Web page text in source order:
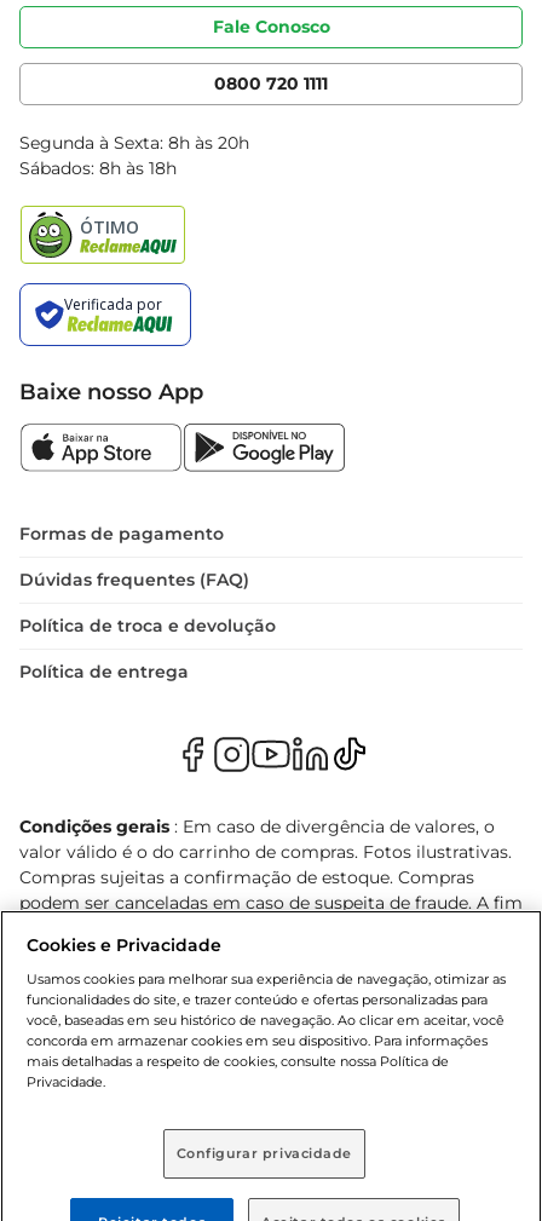
Portal do fornecedor
Cencosud Media
Código de ética
Serviços
Clube Bretas
Blog Bretas
Black Friday
Fale Conosco
0800 720 1111
Segunda à Sexta: 8h às 20h
Sábados: 8h às 18h
Baixe nosso App
Formas de pagamento
Dúvidas frequentes (FAQ)
Política de troca e devolução
Política de entrega
Condições gerais : Em caso de divergência de valores, o
valor válido é o do carrinho de compras. Fotos ilustrativas.
Compras sujeitas a confirmação de estoque. Compras
podem ser canceladas em caso de suspeita de fraude. A fim
nossas promoções, a compra de produtos com preços
promocionais poderá ter sua quantidade limitada por
cliente. Os preços, ofertas e condições são exclusivos para
o e-commerce e válidos durante o dia de hoje, podendo
sofrer alterações sem prévia notificação. Proibida a venda
de bebidas alcoólicas para menores de 18 anos, conforme
Adolescente). Preços e condições exclusivos para o
, podendo sofrer alterações sem aviso
prévio. O valor mínimo para as compras on-line é de R$
Cookies e Privacidade
Usamos cookies para melhorar sua experiência de navegação, otimizar as
funcionalidades do site, e trazer conteúdo e ofertas personalizadas para
você, baseadas em seu histórico de navegação. Ao clicar em aceitar, você
concorda em armazenar cookies em seu dispositivo. Para informações
mais detalhadas a respeito de cookies, consulte nossa Política de
Privacidade.
Configurar privacidade